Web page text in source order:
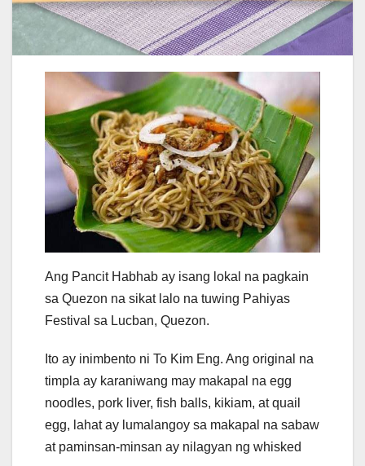
Ang Pancit Habhab ay isang lokal na pagkain
sa Quezon na sikat lalo na tuwing Pahiyas
Festival sa Lucban, Quezon.
Ito ay inimbento ni To Kim Eng. Ang original na
timpla ay karaniwang may makapal na egg
noodles, pork liver, fish balls, kikiam, at quail
egg, lahat ay lumalangoy sa makapal na sabaw
at paminsan-minsan ay nilagyan ng whisked